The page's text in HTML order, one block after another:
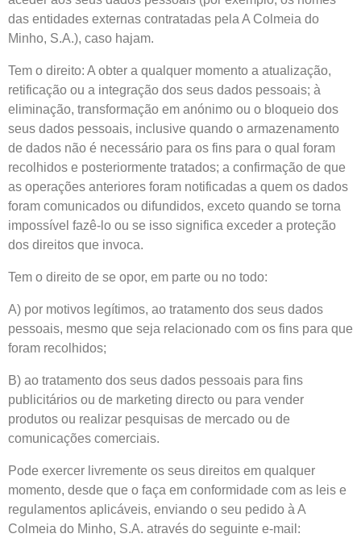
das entidades externas contratadas pela A Colmeia do
Minho, S.A.), caso hajam.
Tem o direito: A obter a qualquer momento a atualização,
retificação ou a integração dos seus dados pessoais; à
eliminação, transformação em anónimo ou o bloqueio dos
seus dados pessoais, inclusive quando o armazenamento
de dados não é necessário para os fins para o qual foram
recolhidos e posteriormente tratados; a confirmação de que
as operações anteriores foram notificadas a quem os dados
foram comunicados ou difundidos, exceto quando se torna
impossível fazê-lo ou se isso significa exceder a proteção
dos direitos que invoca.
Tem o direito de se opor, em parte ou no todo:
A) por motivos legítimos, ao tratamento dos seus dados
pessoais, mesmo que seja relacionado com os fins para que
foram recolhidos;
B) ao tratamento dos seus dados pessoais para fins
publicitários ou de marketing directo ou para vender
produtos ou realizar pesquisas de mercado ou de
comunicações comerciais.
Pode exercer livremente os seus direitos em qualquer
momento, desde que o faça em conformidade com as leis e
regulamentos aplicáveis, enviando o seu pedido à A
Colmeia do Minho, S.A. através do seguinte e-mail: